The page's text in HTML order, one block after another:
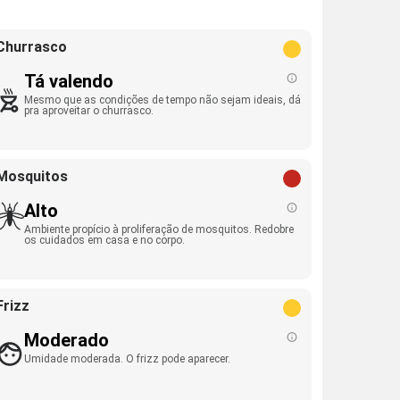
Tá valendo
Mesmo que as condições de tempo não sejam ideais, dá
pra aproveitar o churrasco.
Alto
Ambiente propício à proliferação de mosquitos. Redobre
os cuidados em casa e no corpo.
Moderado
Umidade moderada. O frizz pode aparecer.